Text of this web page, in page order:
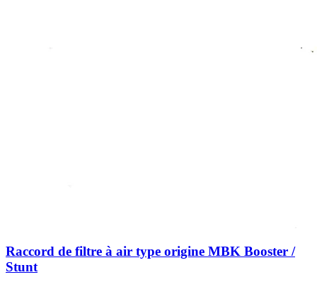
Raccord de filtre à air type origine MBK Booster /
Stunt